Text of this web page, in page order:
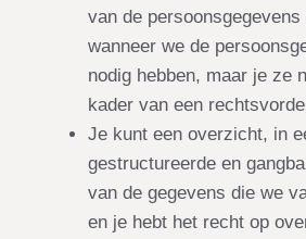
van de
wanneer we de
nodig hebben, maar je ze
kader van een
Je kunt een overzicht, in
gestructureerde en
van de gegevens die we
en je hebt het recht op